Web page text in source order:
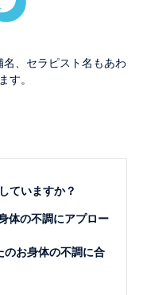
、セラピスト名もあわ
す。
ていますか？
体の不調にアプロー
お身体の不調に合